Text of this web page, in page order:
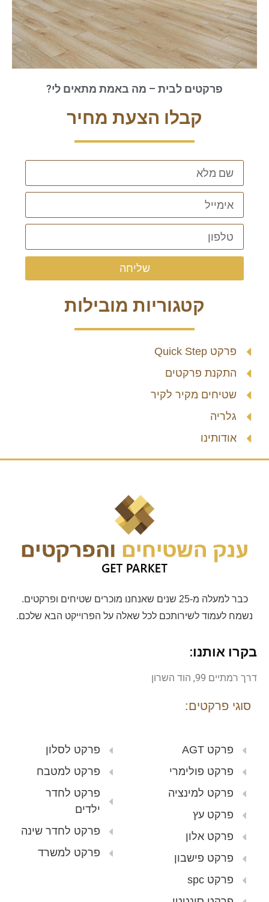
פרקטים לבית – מה באמת מתאים לי?
קבלו הצעת מחיר
שליחה
קטגוריות מובילות
פרקט Quick Step
התקנת פרקטים
שטיחים מקיר לקיר
גלריה
אודותינו
כבר למעלה מ-25 שנים שאנחנו מוכרים שטיחים ופרקטים.
נשמח לעמוד לשירותכם לכל שאלה על הפרוייקט הבא שלכם.
בקרו אותנו:
דרך רמתיים 99, הוד השרון
סוגי פרקטים:
פרקט AGT
פרקט פולימרי
פרקט למינציה
פרקט עץ
פרקט אלון
פרקט פישבון
פרקט spc
פרקט לסלון
פרקט למטבח
פרקט לחדר
ילדים
פרקט לחדר שינה
פרקט למשרד